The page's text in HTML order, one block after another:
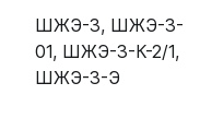
ШЖЭ-3, ШЖЭ-3-
01, ШЖЭ-3-К-2/1,
ШЖЭ-3-Э